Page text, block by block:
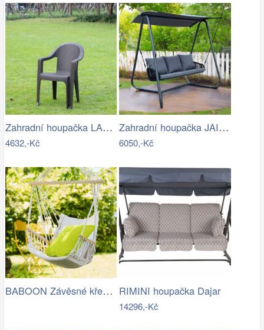
Zahradní houpačka LAMIA Tempo Kondela
4632,-Kč
Zahradní houpačka JAIRA Tempo Kondela
6050,-Kč
BABOON Závěsné křeslo s područkami RIMINI houpačka Dajar
14296,-Kč